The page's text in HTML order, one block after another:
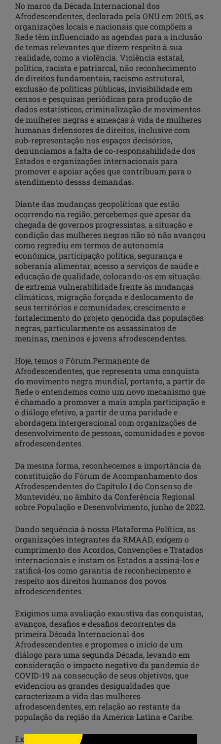
No marco da Década Internacional dos
Afrodescendentes, declarada pela ONU em 2015, as
organizações locais e nacionais que compõem a
Rede têm influenciado as agendas para a inclusão
de temas relevantes que dizem respeito à sua
realidade, como a violência. Violência estatal,
política, racista e patriarcal, não reconhecimento
de direitos fundamentais, racismo estrutural,
exclusão de políticas públicas, invisibilidade em
censos e pesquisas periódicas para produção de
dados estatísticos, criminalização de movimentos
de mulheres negras e ameaças à vida de mulheres
humanas defensores de direitos, inclusive com
sub-representação nos espaços decisórios,
denunciamos a falta de co-responsabilidade dos
Estados e organizações internacionais para
promover e apoiar ações que contribuam para o
atendimento dessas demandas.
Diante das mudanças geopolíticas que estão
ocorrendo na região, percebemos que apesar da
chegada de governos progressistas, a situação e
condição das mulheres negras não só não avançou
como regrediu em termos de autonomia
econômica, participação política, segurança e
soberania alimentar, acesso a serviços de saúde e
educação de qualidade, colocando-os em situação
de extrema vulnerabilidade frente às mudanças
climáticas, migração forçada e deslocamento de
seus territórios e comunidades, crescimento e
fortalecimento do projeto genocida das populações
negras, particularmente os assassinatos de
meninas, meninos e jovens afrodescendentes.
Hoje, temos o Fórum Permanente de
Afrodescendentes, que representa uma conquista
do movimento negro mundial, portanto, a partir da
Rede o entendemos como um novo mecanismo que
é chamado a promover a mais ampla participação e
o diálogo efetivo, a partir de uma paridade e
abordagem intergeracional com organizações de
desenvolvimento de pessoas, comunidades e povos
afrodescendentes.
Da mesma forma, reconhecemos a importância da
constituição do Fórum de Acompanhamento dos
Afrodescendentes do Capítulo I do Consenso de
Montevidéu, no âmbito da Conferência Regional
sobre População e Desenvolvimento, junho de 2022.
Dando sequência à nossa Plataforma Política, as
organizações integrantes da RMAAD, exigem o
cumprimento dos Acordos, Convenções e Tratados
internacionais e instam os Estados a assiná-los e
ratificá-los como garantia de reconhecimento e
respeito aos direitos humanos dos povos
afrodescendentes.
Exigimos uma avaliação exaustiva das conquistas,
avanços, desafios e desafios decorrentes da
primeira Década Internacional dos
Afrodescendentes e propomos o início de um
diálogo para uma segunda Década, levando em
consideração o impacto negativo da pandemia de
COVID-19 na consecução de seus objetivos, que
evidenciou as grandes desigualdades que
caracterizam a vida das mulheres
afrodescendentes, em relação ao restante da
população da região da América Latina e Caribe.
Exigimos que a CSW-67 tenha como tema